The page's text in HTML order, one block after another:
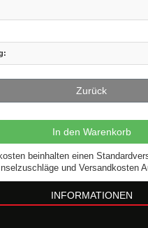
Zurück
In den Warenkorb
beinhalten einen
und Versandkosten
INFORMATIONEN